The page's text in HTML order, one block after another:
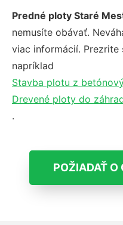
Predné ploty Staré
nemusíte obávať.
viac informácií. Prezrite
napríklad
Stavba plotu z
Drevené ploty do
.
POŽIADAŤ O